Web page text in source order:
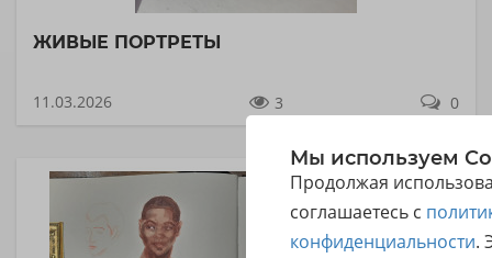
ЖИВЫЕ ПОРТРЕТЫ
11.03.2026 3 0
Мы используем
Продолжая
соглашаетесь с
конфиденциальности.